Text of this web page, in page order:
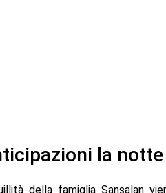
la
della famiglia Sansalan